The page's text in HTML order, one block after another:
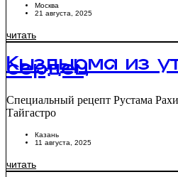
Москва
21 августа, 2025
читать
Кыздырма из
сердец
Специальный рецепт Рустама
Тайгастро
Казань
11 августа, 2025
читать